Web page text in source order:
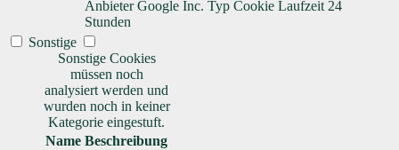
Anbieter Google Inc. Typ Cookie Laufzeit 24
Stunden
Sonstige
Sonstige Cookies
müssen noch
analysiert werden und
wurden noch in keiner
Kategorie eingestuft.
Name Beschreibung